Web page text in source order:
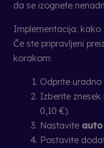
da se izognete
Implementacija:
Če ste pripravljeni
korakom:
Odprite uradno
Izberite
0,10 €).
Nastavite
Postavite